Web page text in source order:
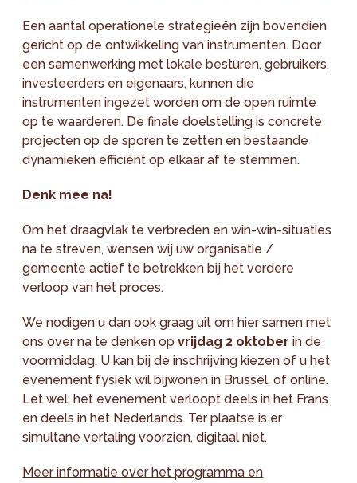
Een aantal operationele strategieën zijn bovendien
gericht op de ontwikkeling van instrumenten. Door
een samenwerking met lokale besturen, gebruikers,
investeerders en eigenaars, kunnen die
instrumenten ingezet worden om de open ruimte
op te waarderen. De finale doelstelling is concrete
projecten op de sporen te zetten en bestaande
dynamieken efficiënt op elkaar af te stemmen.
Denk mee na!
Om het draagvlak te verbreden en win-win-situaties
na te streven, wensen wij uw organisatie /
gemeente actief te betrekken bij het verdere
verloop van het proces.
We nodigen u dan ook graag uit om hier samen met
ons over na te denken opvrijdag 2 oktober in de
voormiddag. U kan bij de inschrijving kiezen of u het
evenement fysiek wil bijwonen in Brussel, of online.
Let wel: het evenement verloopt deels in het Frans
en deels in het Nederlands. Ter plaatse is er
simultane vertaling voorzien, digitaal niet.
Meer informatie over het programma en